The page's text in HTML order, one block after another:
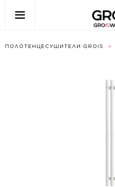
ПОЛОТЕНЦЕСУШИТЕЛИ GROIS >